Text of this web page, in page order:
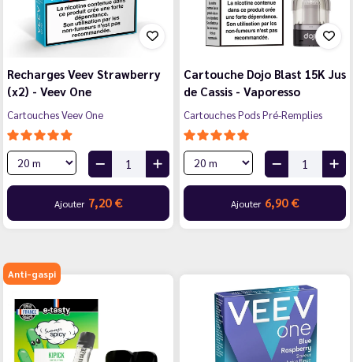
Recharges Veev Strawberry
(x2) - Veev One
Cartouches Veev One
Ajouter 7,20 €
Cartouche Dojo Blast 15K Jus
de Cassis - Vaporesso
Cartouches Pods Pré-Remplies
Ajouter 6,90 €
Anti-gaspi